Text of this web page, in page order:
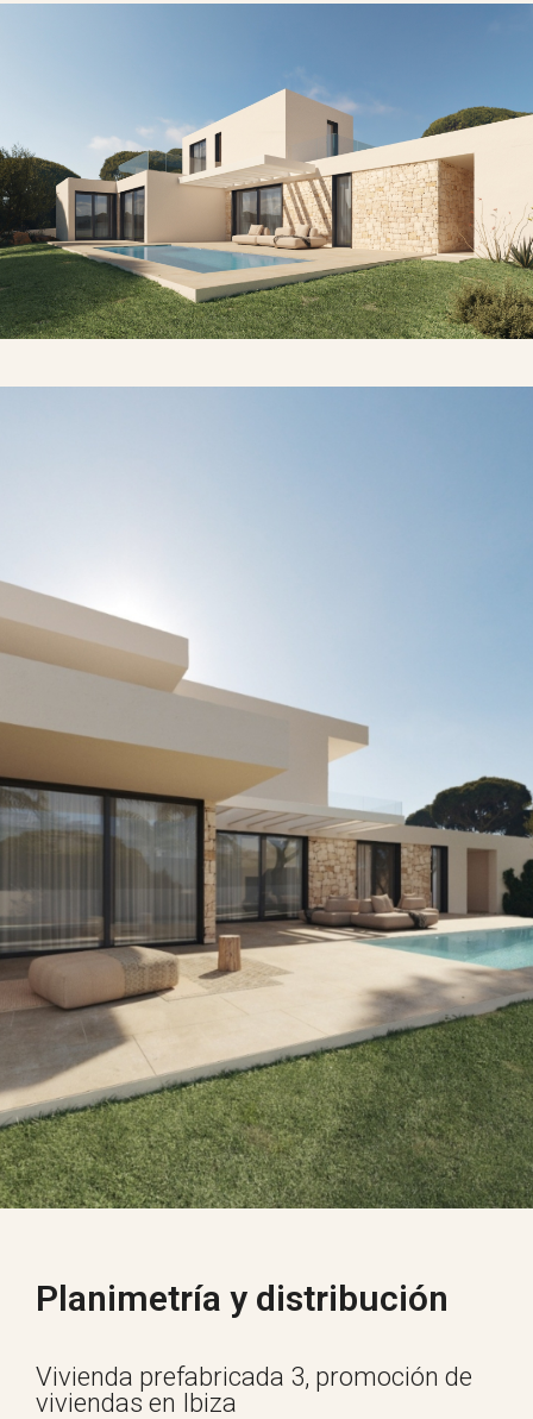
Planimetría y distribución
Vivienda prefabricada 3, promoción de
viviendas en Ibiza